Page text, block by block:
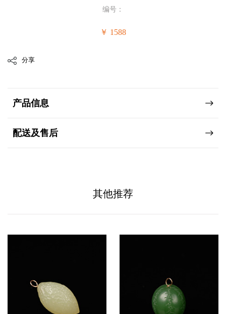
编号：
￥ 1588
分享
产品信息
配送及售后
其他推荐